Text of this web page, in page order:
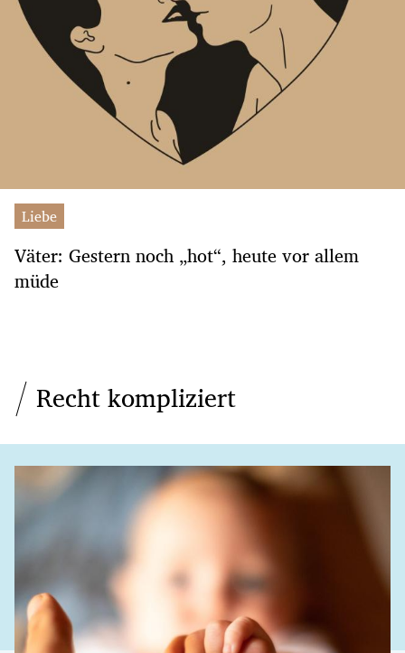
Liebe
Väter: Gestern noch „hot“, heute vor allem
müde
Recht kompliziert